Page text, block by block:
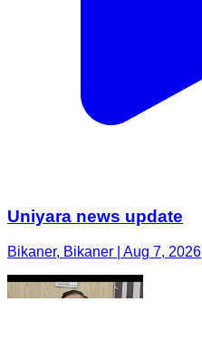
Uniyara news update
Bikaner, Bikaner | Aug 7, 2026